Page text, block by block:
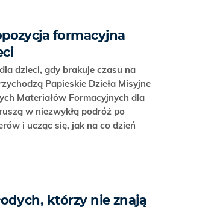
formacyjna
dzieci, gdy brakuje czasu na
Papieskie Dzieła Misyjne
Materiałów Formacyjnych dla
w niezwykłą podróż po
i ucząc się, jak na co dzień
którzy nie znają